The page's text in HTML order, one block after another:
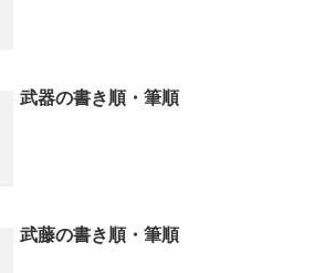
武器の書き順・筆順
武藤の書き順・筆順